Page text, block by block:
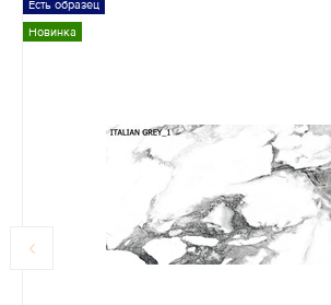
Есть образец
Новинка